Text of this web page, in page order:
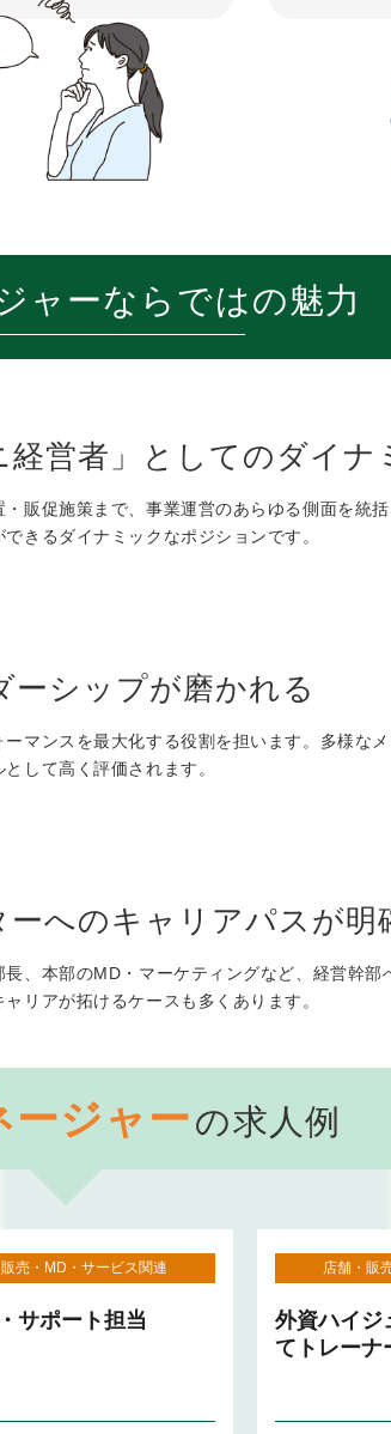
ャーならではの魅力
営者」としてのダイナ
販促施策まで、事業運営のあらゆる側面を統
きるダイナミックなポジションです。
ーシップが磨かれる
マンスを最大化する役割を担います。多様な
して高く評価されます。
へのキャリアパスが明
、本部のMD・マーケティングなど、経営幹
リアが拓けるケースも多くあります。
ージャーの求人例
売・MD・サービス関連
サポート担当
店舗・販
外資ハイジ
てトレーナ